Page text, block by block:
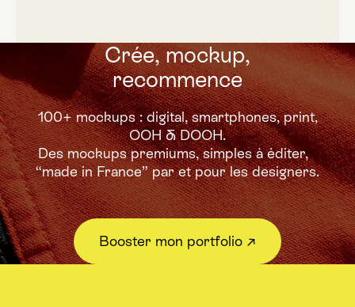
Crée, mockup,
recommence
100+ mockups : digital, smartphones, print,
OOH & DOOH.
Des mockups premiums,simples à éditer,
“made in France” par et pour les designers.
Booster mon portfolio ↗︎